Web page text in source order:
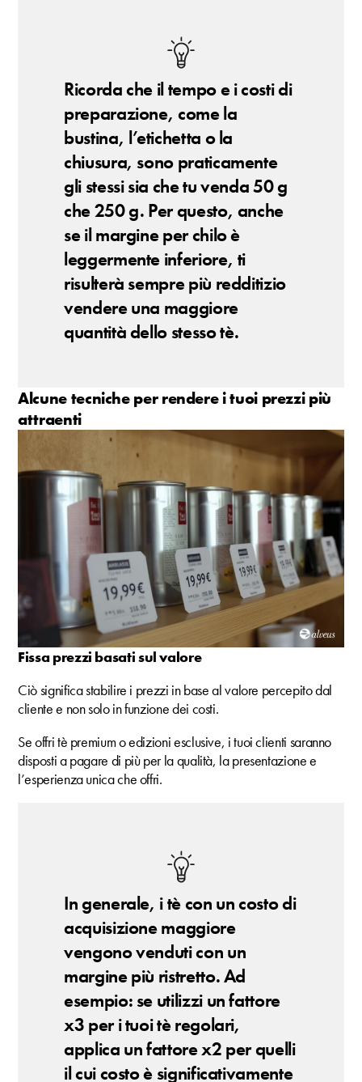
Ricorda che il tempo e i costi di
preparazione, come la
bustina, l’etichetta o la
chiusura, sono praticamente
gli stessi sia che tu venda 50 g
che 250 g. Per questo, anche
se il margine per chilo è
leggermente inferiore, ti
risulterà sempre più redditizio
vendere una maggiore
quantità dello stesso tè.
Alcune tecniche per rendere i tuoi prezzi più
attraenti
Fissa prezzi basati sul valore
Ciò significa stabilire i prezzi in base al valore percepito dal
cliente e non solo in funzione dei costi.
Se offri tè premium o edizioni esclusive, i tuoi clienti saranno
disposti a pagare di più per la qualità, la presentazione e
l’esperienza unica che offri.
In generale, i tè con un costo di
acquisizione maggiore
vengono venduti con un
margine più ristretto. Ad
esempio: se utilizzi un fattore
x3 per i tuoi tè regolari,
applica un fattore x2 per quelli
il cui costo è significativamente